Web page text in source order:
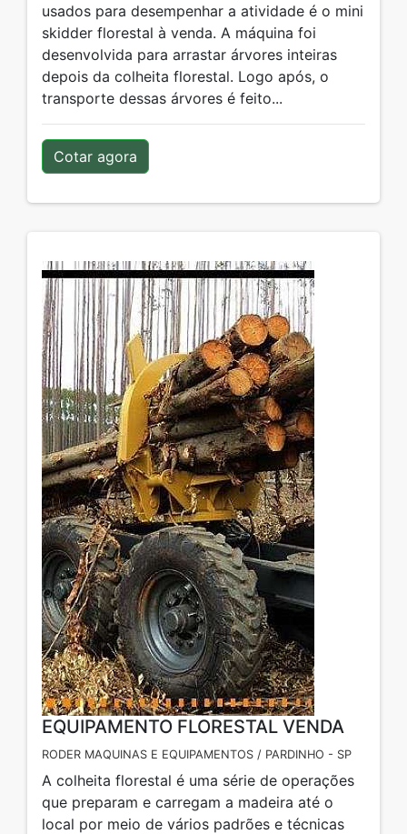
usados para desempenhar a atividade é o mini
skidder florestal à venda. A máquina foi
desenvolvida para arrastar árvores inteiras
depois da colheita florestal. Logo após, o
transporte dessas árvores é feito...
Cotar agora
EQUIPAMENTO FLORESTAL VENDA
RODER MAQUINAS E EQUIPAMENTOS / PARDINHO - SP
A colheita florestal é uma série de operações
que preparam e carregam a madeira até o
local por meio de vários padrões e técnicas